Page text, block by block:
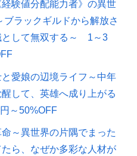
験値分配能力者》の異世
ラックギルドから解放さ
として無双する～ 1～3
愛娘の辺境ライフ～中年
して、英雄へ成り上がる
～50%OFF
～異世界の片隅でまった
ら、なぜか多彩な人材が